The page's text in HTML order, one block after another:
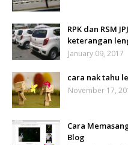
RPK dan RSM
keterangan
January 09, 2017
cara nak tahu
November 17,
Cara
Blog